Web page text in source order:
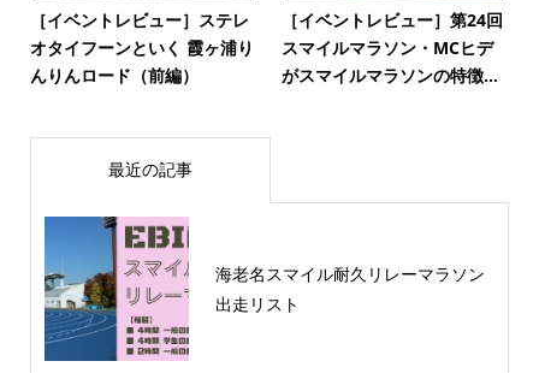
［イベントレビュー］ステレ
オタイフーンといく 霞ヶ浦り
んりんロード（前編）
［イベントレビュー］第24回
スマイルマラソン・MCヒデ
がスマイルマラソンの特徴...
最近の記事
海老名スマイル耐久リレーマラソン
出走リスト